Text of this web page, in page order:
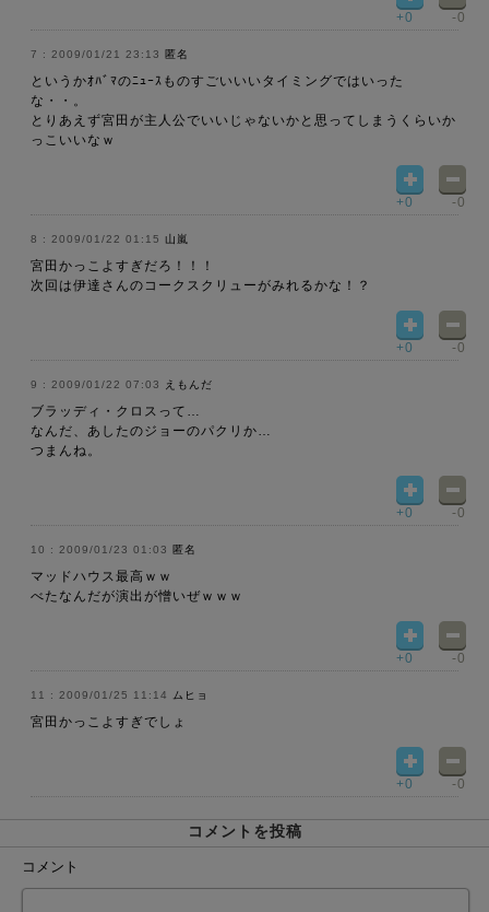
+0 -0
2009/01/21 23:13 匿名
というかｵﾊﾞﾏのﾆｭｰｽものすごいいいタイミングではいった
な・・。
とりあえず宮田が主人公でいいじゃないかと思ってしまうくらいか
っこいいなｗ
+0 -0
2009/01/22 01:15 山嵐
宮田かっこよすぎだろ！！！
次回は伊達さんのコークスクリューがみれるかな！？
+0 -0
2009/01/22 07:03 えもんだ
ブラッディ・クロスって…
なんだ、あしたのジョーのパクリか…
つまんね。
+0 -0
2009/01/23 01:03 匿名
マッドハウス最高ｗｗ
べたなんだが演出が憎いぜｗｗｗ
+0 -0
2009/01/25 11:14 ムヒョ
宮田かっこよすぎでしょ
+0 -0
コメントを投稿
コメント